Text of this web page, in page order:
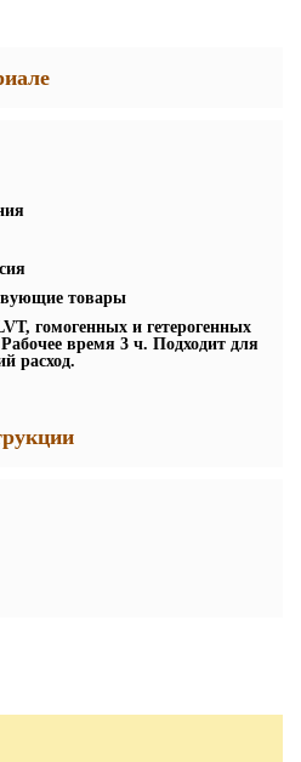
товары
гомогенных и гетерогенных
время 3 ч. Подходит для
расход.